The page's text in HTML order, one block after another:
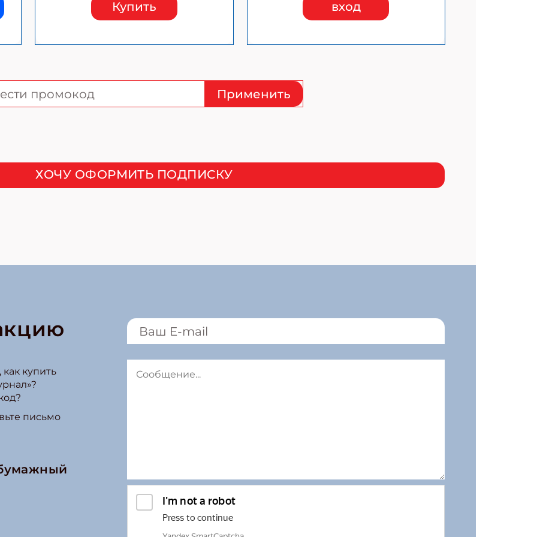
Купить вход
Применить
ХОЧУ ОФОРМИТЬ ПОДПИСКУ
как купить
письмо